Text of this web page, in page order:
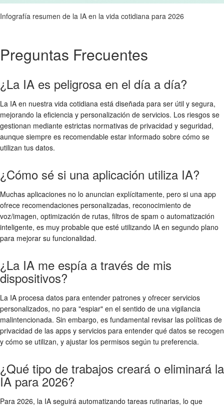
Infografía resumen de la IA en la vida cotidiana para 2026
Preguntas Frecuentes
¿La IA es peligrosa en el día a día?
La IA en nuestra vida cotidiana está diseñada para ser útil y segura,
mejorando la eficiencia y personalización de servicios. Los riesgos se
gestionan mediante estrictas normativas de privacidad y seguridad,
aunque siempre es recomendable estar informado sobre cómo se
utilizan tus datos.
¿Cómo sé si una aplicación utiliza IA?
Muchas aplicaciones no lo anuncian explícitamente, pero si una app
ofrece recomendaciones personalizadas, reconocimiento de
voz/imagen, optimización de rutas, filtros de spam o automatización
inteligente, es muy probable que esté utilizando IA en segundo plano
para mejorar su funcionalidad.
¿La IA me espía a través de mis
dispositivos?
La IA procesa datos para entender patrones y ofrecer servicios
personalizados, no para "espiar" en el sentido de una vigilancia
malintencionada. Sin embargo, es fundamental revisar las políticas de
privacidad de las apps y servicios para entender qué datos se recogen
y cómo se utilizan, y ajustar los permisos según tu preferencia.
¿Qué tipo de trabajos creará o eliminará la
IA para 2026?
Para 2026, la IA seguirá automatizando tareas rutinarias, lo que